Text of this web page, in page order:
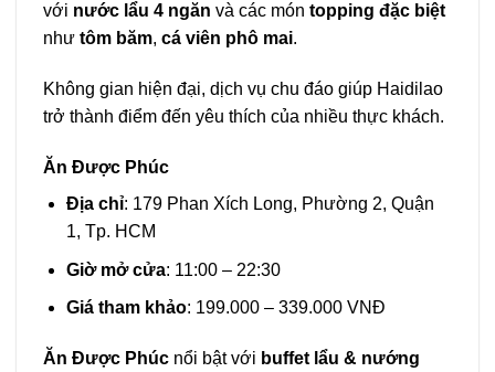
với nước lẩu 4 ngăn và các món topping đặc biệt
như tôm băm, cá viên phô mai.
Không gian hiện đại, dịch vụ chu đáo giúp Haidilao
trở thành điểm đến yêu thích của nhiều thực khách.
Ăn Được Phúc
Địa chỉ: 179 Phan Xích Long, Phường 2, Quận
1, Tp. HCM
Giờ mở cửa: 11:00 – 22:30
Giá tham khảo: 199.000 – 339.000 VNĐ
Ăn Được Phúc nổi bật với buffet lẩu & nướng